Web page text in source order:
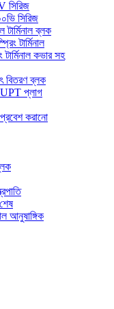
সিরিজ
সিরিজ
টার্মিনাল ব্লক
টার্মিনাল
কভার সহ
বিতরণ ব্লক
UPT প্লাগ
করানো
আনুষাঙ্গিক